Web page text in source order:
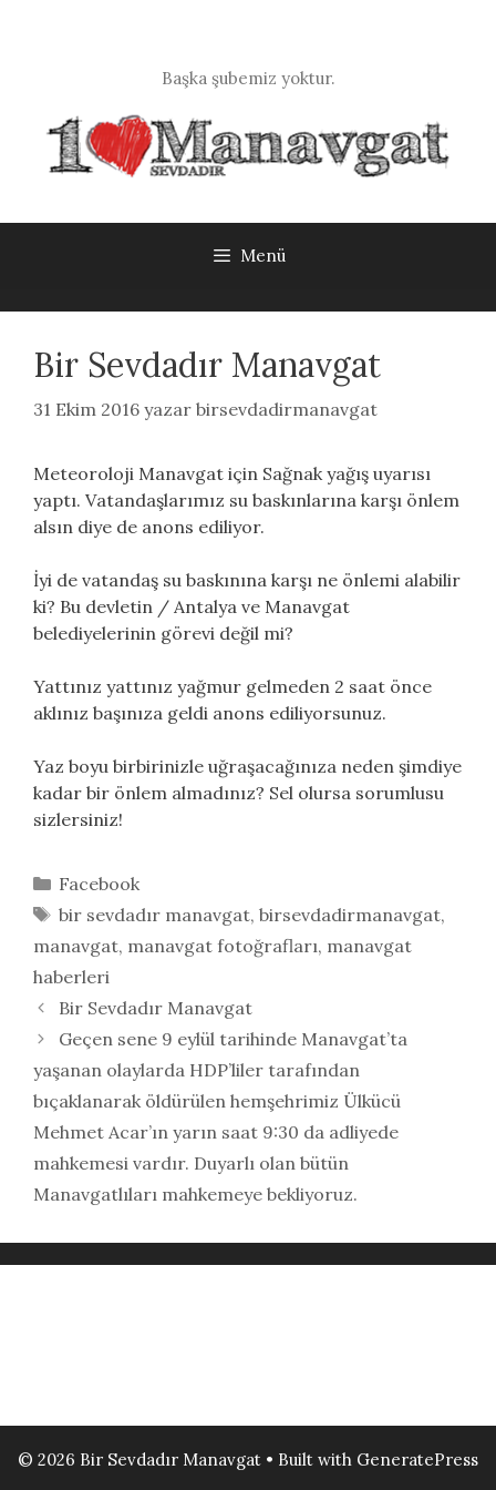
Başka şubemiz yoktur.
Menü
Bir Sevdadır Manavgat
31 Ekim 2016 yazar birsevdadirmanavgat
Meteoroloji Manavgat için Sağnak yağış uyarısı
yaptı. Vatandaşlarımız su baskınlarına karşı önlem
alsın diye de anons ediliyor.
İyi de vatandaş su baskınına karşı ne önlemi alabilir
ki? Bu devletin / Antalya ve Manavgat
belediyelerinin görevi değil mi?
Yattınız yattınız yağmur gelmeden 2 saat önce
aklınız başınıza geldi anons ediliyorsunuz.
Yaz boyu birbirinizle uğraşacağınıza neden şimdiye
kadar bir önlem almadınız? Sel olursa sorumlusu
sizlersiniz!
Kategoriler
Facebook
Etiketler
bir sevdadır manavgat, birsevdadirmanavgat,
manavgat, manavgat fotoğrafları, manavgat
haberleri
Bir Sevdadır Manavgat
Geçen sene 9 eylül tarihinde Manavgat’ta
yaşanan olaylarda HDP’liler tarafından
bıçaklanarak öldürülen hemşehrimiz Ülkücü
Mehmet Acar’ın yarın saat 9:30 da adliyede
mahkemesi vardır. Duyarlı olan bütün
Manavgatlıları mahkemeye bekliyoruz.
© 2026 Bir Sevdadır Manavgat • Built with GeneratePress